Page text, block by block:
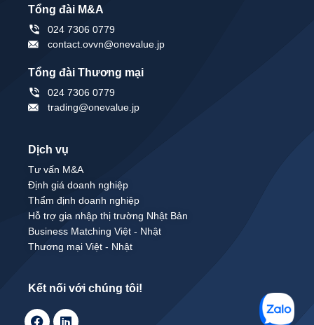
Tổng đài M&A
024 7306 0779
contact.ovvn@onevalue.jp
Tổng đài Thương mại
024 7306 0779
trading@onevalue.jp
Dịch vụ
Tư vấn M&A
Định giá doanh nghiệp
Thẩm định doanh nghiệp
Hỗ trợ gia nhập thị trường Nhật Bản
Business Matching Việt - Nhật
Thương mại Việt - Nhật
Kết nối với chúng tôi!